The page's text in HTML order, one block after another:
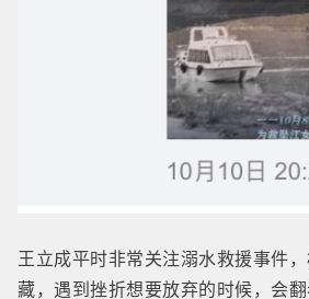
王立成平时非常关注溺水救援事件
藏，遇到挫折想要放弃的时候，会